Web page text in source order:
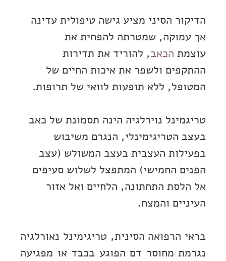
הדיקור הסיני מציע גישה טיפולית עדינה
אך עמוקה, שמטרתה להפחית את
עוצמת הכאב, להוריד את תדירות
ההתקפים ולשפר את איכות החיים של
המטופל, ללא תופעות לוואי של תרופות.
טריגמינל נוירלגיה הינה תסמונת של כאב
בעצב הטריגימינלי, הנגרם משיבוש
בפעילות העצבית בעצב המשולש (עצב
הפנים החמישי) המתפצל לשלוש סעיפים
אל הלסת התחתונה, הלחיים ואל אזור
העיניים והמצח.
בראי הרפואה הסינית, טריגימינל נאורלגיה
נגרמת מחוסר דם הפוגע בכבד או מפגיעה